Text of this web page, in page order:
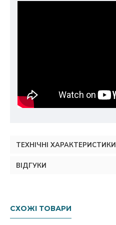
ТЕХНІЧНІ ХАРАКТЕРИСТИКИ
ВІДГУКИ
СХОЖІ ТОВАРИ